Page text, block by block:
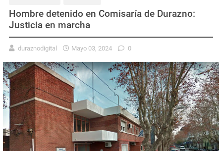
Hombre detenido en Comisaría de Durazno:
Justicia en marcha
duraznodigital Mayo 03, 2024 0